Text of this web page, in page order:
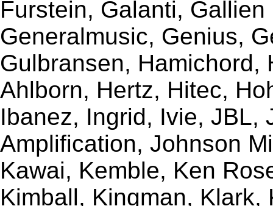
Furstein, Galanti,
Generalmusic, Genius,
Gulbransen, Hamichord,
Ahlborn, Hertz, Hitec,
Ibanez, Ingrid, Ivie, JBL,
Amplification, Johnson
Kawai, Kemble, Ken
Kimball, Kingman,